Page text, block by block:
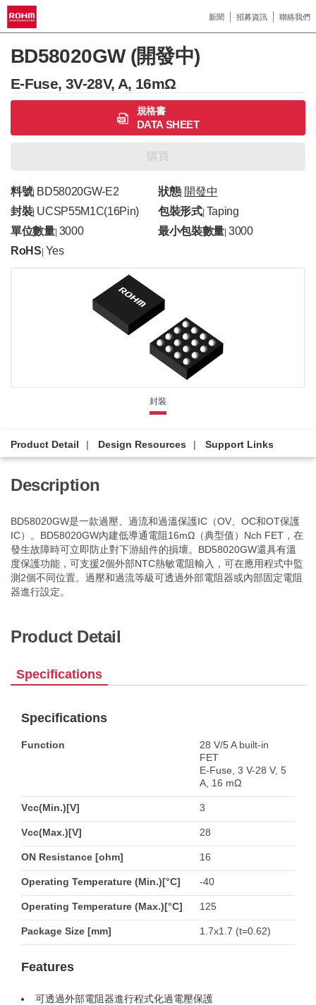
新聞 招募資訊 聯絡我們
BD58020GW (開發中)
E-Fuse, 3V-28V, A, 16mΩ
規格書
DATA SHEET
購買
料號| BD58020GW-E2 狀態| 開發中
封裝| UCSP55M1C(16Pin) 包裝形式| Taping
單位數量| 3000 最小包裝數量 |3000
RoHS Yes
封裝
Product Detail Design Resources Support Links
Description
BD58020GW是一款過壓、過流和過溫保護IC（OV、OC和OT保護
IC）。BD58020GW內建低導通電阻16mΩ（典型值）Nch FET，在
發生故障時可立即防止對下游組件的損壞。BD58020GW還具有溫
度保護功能，可支援2個外部NTC熱敏電阻輸入，可在應用程式中監
測2個不同位置。過壓和過流等級可透過外部電阻器或內部固定電阻
器進行設定。
Product Detail
Specifications
Specifications
Function
28 V/5 A built-in
FET
E-Fuse, 3 V-28 V, 5
A, 16 mΩ
Vcc(Min.)[V] 3
Vcc(Max.)[V] 28
ON Resistance [ohm] 16
Operating Temperature (Min.)[°C] -40
Operating Temperature (Max.)[°C] 125
Package Size [mm] 1.7x1.7 (t=0.62)
Features
可透過外部電阻器進行程式化過電壓保護